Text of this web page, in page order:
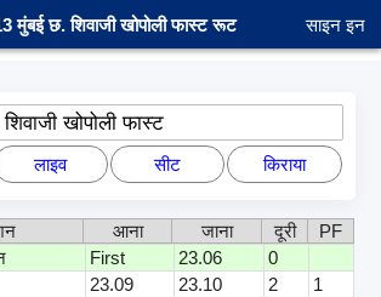
मुंबई छ. शिवाजी खोपोली फास्ट रूट साइन इन
खोपोली फास्ट
लाइव सीट किराया
आना जाना दूरी
PF
First 23.06
0
23.09 23.10 2
1